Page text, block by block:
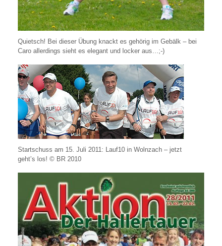
Quietsch! Bei dieser Übung knackt es gehörig im Gebälk – bei
Caro allerdings sieht es elegant und locker aus…;-)
Startschuss am 15. Juli 2011: Lauf10 in Wolnzach – jetzt
geht’s los! © BR 2010